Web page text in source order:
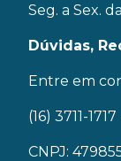
Seg. a Sex.
Dúvidas,
Entre em
(16) 3711-1717
CNPJ: